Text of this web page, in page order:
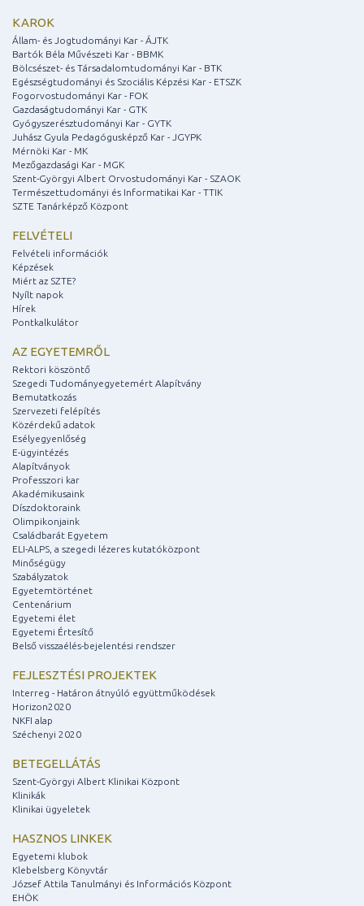
KAROK
Állam- és Jogtudományi Kar - ÁJTK
Bartók Béla Művészeti Kar - BBMK
Bölcsészet- és Társadalomtudományi Kar - BTK
Egészségtudományi és Szociális Képzési Kar - ETSZK
Fogorvostudományi Kar - FOK
Gazdaságtudományi Kar - GTK
Gyógyszerésztudományi Kar - GYTK
Juhász Gyula Pedagógusképző Kar - JGYPK
Mérnöki Kar - MK
Mezőgazdasági Kar - MGK
Szent-Györgyi Albert Orvostudományi Kar - SZAOK
Természettudományi és Informatikai Kar - TTIK
SZTE Tanárképző Központ
FELVÉTELI
Felvételi információk
Képzések
Miért az SZTE?
Nyílt napok
Hírek
Pontkalkulátor
AZ EGYETEMRŐL
Rektori köszöntő
Szegedi Tudományegyetemért Alapítvány
Bemutatkozás
Szervezeti felépítés
Közérdekű adatok
Esélyegyenlőség
E-ügyintézés
Alapítványok
Professzori kar
Akadémikusaink
Díszdoktoraink
Olimpikonjaink
Családbarát Egyetem
ELI-ALPS, a szegedi lézeres kutatóközpont
Minőségügy
Szabályzatok
Egyetemtörténet
Centenárium
Egyetemi élet
Egyetemi Értesítő
Belső visszaélés-bejelentési rendszer
FEJLESZTÉSI PROJEKTEK
Interreg - Határon átnyúló együttműködések
Horizon2020
NKFI alap
Széchenyi 2020
BETEGELLÁTÁS
Szent-Györgyi Albert Klinikai Központ
Klinikák
Klinikai ügyeletek
HASZNOS LINKEK
Egyetemi klubok
Klebelsberg Könyvtár
József Attila Tanulmányi és Információs Központ
EHÖK